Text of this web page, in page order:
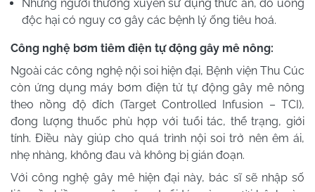
Những người thường xuyên sử dụng thức ăn, đồ uống
độc hại có nguy cơ gây các bệnh lý ống tiêu hoá.
Công nghệ bơm tiêm điện tự động gây mê nông:
Ngoài các công nghệ nội soi hiện đại, Bệnh viện Thu Cúc
còn ứng dụng máy bơm điện tử tự động gây mê nông
theo nồng độ đích (Target Controlled Infusion – TCI),
đong lượng thuốc phù hợp với tuổi tác, thể trạng, giới
tính. Điều này giúp cho quá trình nội soi trở nên êm ái,
nhẹ nhàng, không đau và không bị gián đoạn.
Với công nghệ gây mê hiện đại này, bác sĩ sẽ nhập số